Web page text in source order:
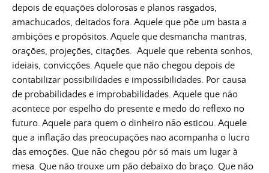
depois de equações dolorosas e planos rasgados,
amachucados, deitados fora. Aquele que põe um basta a
ambições e propósitos. Aquele que desmancha mantras,
orações, projeções, citações. Aquele que rebenta sonhos,
ideiais, convicções. Aquele que não chegou depois de
contabilizar possibilidades e impossibilidades. Por causa
de probabilidades e improbabilidades. Aquele que não
acontece por espelho do presente e medo do reflexo no
futuro. Aquele para quem o dinheiro não esticou. Aquele
que a inflação das preocupações nao acompanha o lucro
das emoções. Que não chegou pôr só mais um lugar à
mesa. Que não trouxe um pão debaixo do braço. Que não